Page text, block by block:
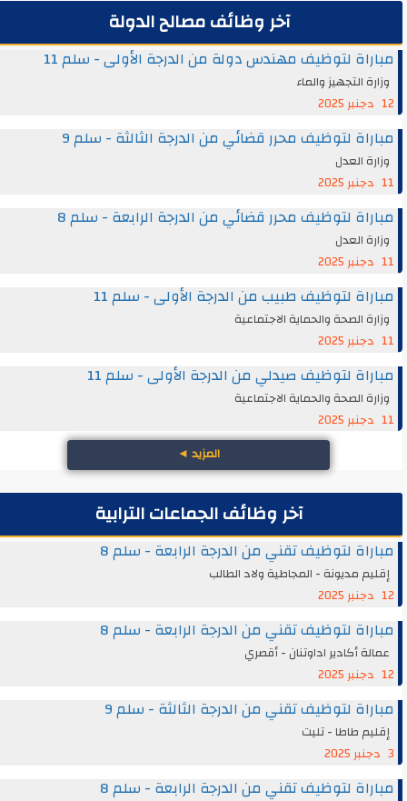
آخر وظائف مصالح الدولة
مباراة لتوظيف مهندس دولة من الدرجة الأولى - سلم 11
وزارة التجهيز والماء
12 دجنبر 2025
مباراة لتوظيف محرر قضائي من الدرجة الثالثة - سلم 9
وزارة العدل
11 دجنبر 2025
مباراة لتوظيف محرر قضائي من الدرجة الرابعة - سلم 8
وزارة العدل
11 دجنبر 2025
مباراة لتوظيف طبيب من الدرجة الأولى - سلم 11
وزارة الصحة والحماية الاجتماعية
11 دجنبر 2025
مباراة لتوظيف صيدلي من الدرجة الأولى - سلم 11
وزارة الصحة والحماية الاجتماعية
11 دجنبر 2025
المزيد◄
آخر وظائف الجماعات الترابية
مباراة لتوظيف تقني من الدرجة الرابعة - سلم 8
إقليم مديونة - المجاطية ولاد الطالب
12 دجنبر 2025
مباراة لتوظيف تقني من الدرجة الرابعة - سلم 8
عمالة أكادير اداوتنان - أقصري
12 دجنبر 2025
مباراة لتوظيف تقني من الدرجة الثالثة - سلم 9
إقليم طاطا - تليت
مباراة لتوظيف تقني من الدرجة الرابعة - سلم 8